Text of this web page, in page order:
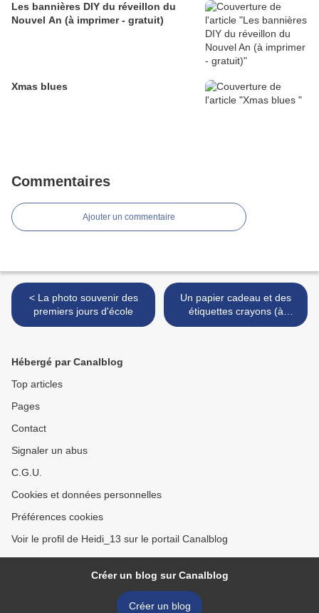
Les bannières DIY du réveillon du
Nouvel An (à imprimer - gratuit)
Xmas blues
Commentaires
Ajouter un commentaire
< La photo souvenir des
premiers jours d'école
Un papier cadeau et des
étiquettes crayons (à
imprimer - gratuit) >
Hébergé par Canalblog
Top articles
Pages
Contact
Signaler un abus
C.G.U.
Cookies et données personnelles
Préférences cookies
Voir le profil de Heidi_13 sur le portail Canalblog
Créer un blog sur Canalblog
Créer un blog